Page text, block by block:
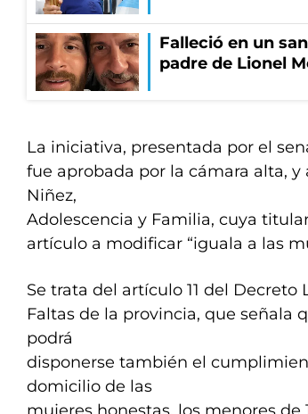
Falleció en un
padre de Lionel
La iniciativa, presentada por el
fue aprobada por la cámara alta,
Niñez,
Adolescencia y Familia, cuya
artículo a modificar “iguala a las
Se trata del artículo 11 del Decreto
Faltas de la provincia, que señala
podrá
disponerse también el
domicilio de las